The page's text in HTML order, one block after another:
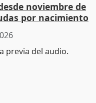
noviembre de
por nacimiento